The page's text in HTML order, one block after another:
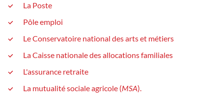
La Poste
Pôle emploi
Le Conservatoire national des arts et métiers
La Caisse nationale des allocations familiales
L'assurance retraite
La mutualité sociale agricole (MSA).